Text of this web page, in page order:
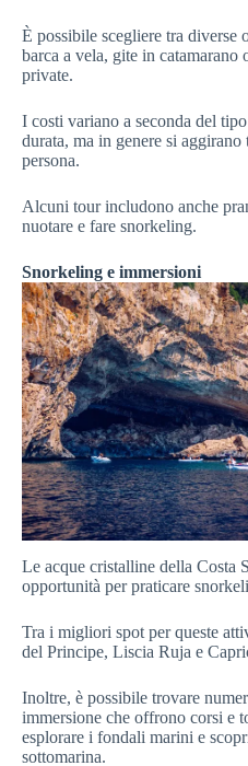
È possibile scegliere tra diverse
barca a vela, gite in catamarano
private.
I costi variano a seconda del
durata, ma in genere si
persona.
Alcuni tour includono anche
nuotare e fare snorkeling.
Snorkeling e immersioni
Le acque cristalline della Costa
opportunità per praticare
Tra i migliori spot per queste
del Principe, Liscia Ruja e
Inoltre, è possibile trovare
immersione che offrono corsi e
esplorare i fondali marini e
sottomarina.